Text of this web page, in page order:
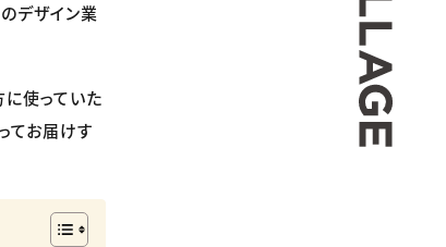
デザイン業
使っていた
てお届けす